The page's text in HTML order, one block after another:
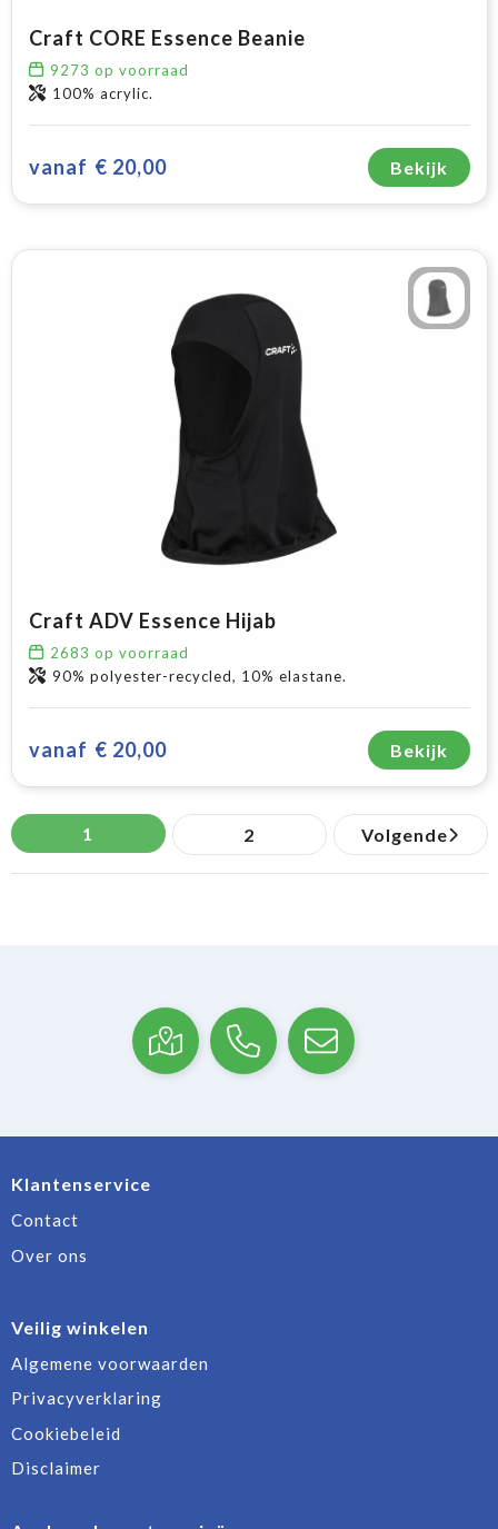
Craft CORE Essence Beanie
9273 op voorraad
100% acrylic.
vanaf € 20,00 Bekijk
Craft ADV Essence Hijab
2683 op voorraad
90% polyester-recycled, 10% elastane.
vanaf € 20,00 Bekijk
1 2 Volgende
Klantenservice
Contact
Over ons
Veilig winkelen
Algemene voorwaarden
Privacyverklaring
Cookiebeleid
Disclaimer